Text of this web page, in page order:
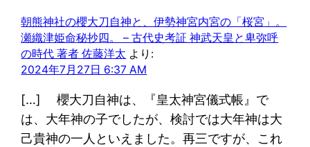
朝熊神社の櫻大刀自神と、伊勢神宮内宮の「桜宮」。
瀬織津姫命秘抄四。 – 古代史考証 神武天皇と卑弥呼
の時代 著者 佐藤洋太 より:
2024年7月27日 6:37 AM
[…] 櫻大刀自神は、『皇太神宮儀式帳』で
は、大年神の子でしたが、検討では大年神は大
己貴神の一人といえました。再三ですが、これ